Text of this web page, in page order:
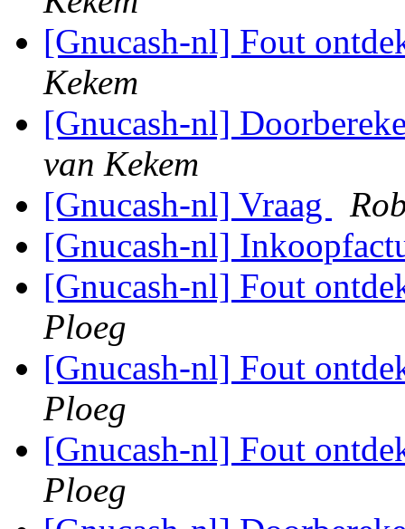
[Gnucash-nl] Fout
Kekem
[Gnucash-nl]
van Kekem
[Gnucash-nl] Vraag
[Gnucash-nl]
[Gnucash-nl] Fout
Ploeg
[Gnucash-nl] Fout
Ploeg
[Gnucash-nl] Fout
Ploeg